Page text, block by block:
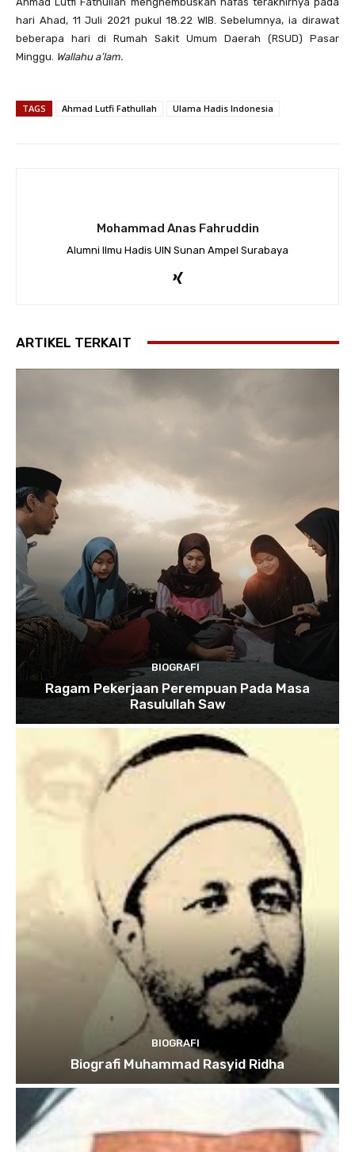
hari Ahad, 11 Juli 2021 pukul 18.22 WIB. Sebelumnya, ia dirawat
beberapa hari di Rumah Sakit Umum Daerah (RSUD) Pasar
Minggu. Wallahu a’lam.
TAGS Ahmad Lutfi Fathullah Ulama Hadis Indonesia
Mohammad Anas Fahruddin
Alumni Ilmu Hadis UIN Sunan Ampel Surabaya
ARTIKEL TERKAIT
BIOGRAFI
Ragam Pekerjaan Perempuan Pada Masa
Rasulullah Saw
BIOGRAFI
Biografi Muhammad Rasyid Ridha